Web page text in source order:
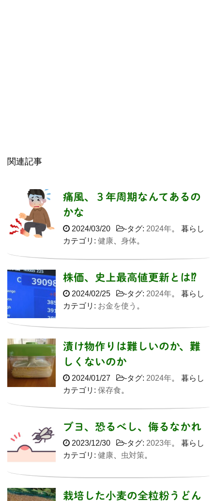
関連記事
痛風、３年周期なんてあるの
かな
2024/03/20 -タグ: 2024年 。 暮らし
カテゴリ: 健康 身体
株価、史上最高値更新とは⁉️
2024/02/25 -タグ: 2024年 。 暮らし
カテゴリ: お金を使う
漬け物作りは難しいのか、難
しくないのか
2024/01/27 -タグ: 2024年 。 暮らし
カテゴリ: 保存食
ブヨ、恐るべし、侮るなかれ
2023/12/30 -タグ: 2023年 。 暮らし
カテゴリ: 健康 虫対策
栽培した小麦の全粒粉うどん